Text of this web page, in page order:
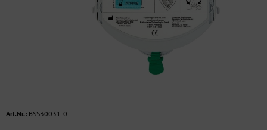
Art.Nr.: BSS30031-0